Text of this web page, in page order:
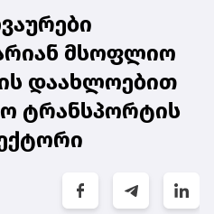
მსოფლიო
დაახლოებით
ტრანსპორტის